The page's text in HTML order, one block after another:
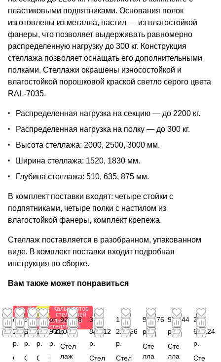
пластиковыми подпятниками. Основания полок
изготовлены из металла, настил — из влагостойкой
фанеры, что позволяет выдерживать равномерно
распределенную нагрузку до 300 кг. Конструкция
стеллажа позволяет оснащать его дополнительными
полками. Стеллажи окрашены износостойкой и
влагостойкой порошковой краской светло серого цвета
RAL-7035.
Распределенная нагрузка на секцию — до 2200 кг.
Распределенная нагрузка на полку — до 300 кг.
Высота стеллажа: 2000, 2500, 3000 мм.
Ширина стеллажа: 1520, 1830 мм.
Глубина стеллажа: 510, 635, 875 мм.
В комплект поставки входят: четыре стойки с
подпятниками, четыре полки с настилом из
влагостойкой фанеры, комплект крепежа.
Стеллаж поставляется в разобранном, упакованном
виде. В комплект поставки входит подробная
инструкция по сборке.
Вам также может понравиться
Калькулятор
стеллажей
от
293,28
р.
С
Калькулятор
стеллажей
от
573,60
р.
С
Антистатический
Калькулятор
стеллажей
от 1
032,72
р.
С
Калькулятор
стеллажей
от
901,08
р.
С
923,88
р.
Стел
лаж
3
843,12
р.
Стел
1
216,56
р.
Стел
941,76
р.
Сте
лла
982,44
р.
Сте
лла
2
616,24
р.
Сте